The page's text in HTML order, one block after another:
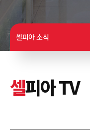
셀피아 소식
셀피아 TV